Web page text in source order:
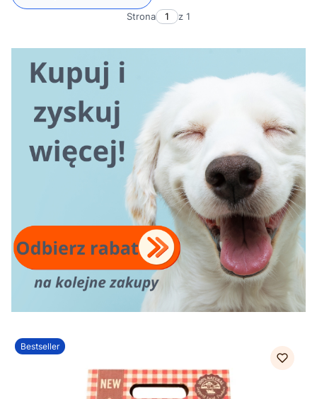
Strona z 1
Bestseller